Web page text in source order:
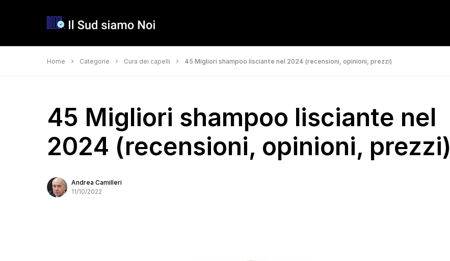
Home Categorie Cura dei capelli 45 Migliori shampoo lisciante nel 2024 (recensioni, opinioni, prezzi)
45 Migliori shampoo lisciante nel
2024 (recensioni, opinioni, prezzi)
Andrea Camilleri
11/10/2022